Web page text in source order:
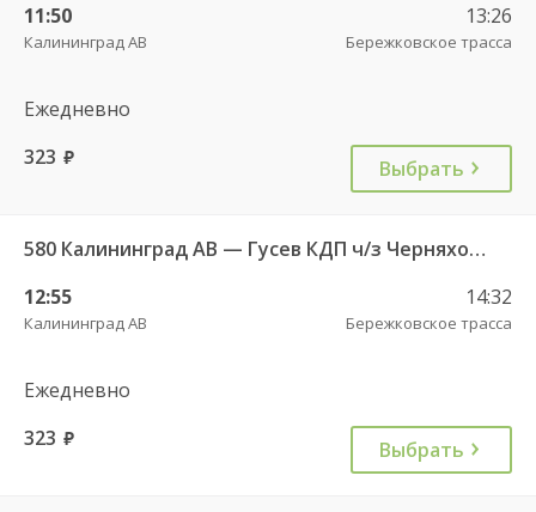
11:50
Калининград АВ
13:26
Бережковское трасса
Ежедневно
323 руб. Выбрать
580 Калининград АВ — Гусев КДП ч/з Черняховск АС
12:55
Калининград АВ
14:32
Бережковское трасса
Ежедневно
323 руб. Выбрать